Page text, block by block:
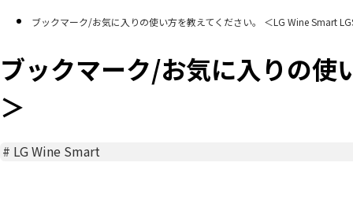
ブックマーク/お気に入りの使い方を教えてください。 ＜LG Wine Smart
ブックマーク/お気に入りの使
＞
# LG Wine Smart